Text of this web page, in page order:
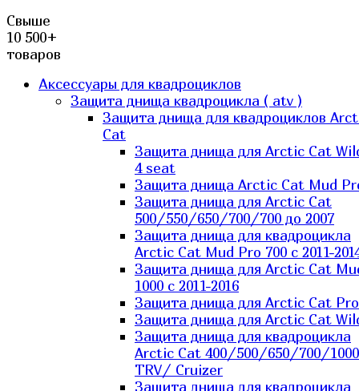
Свыше
10 500+
товаров
Аксессуары для квадроциклов
Защита днища квадроцикла ( atv )
Защита днища для квадроциклов
Cat
Защита днища для Arctic Cat
4 seat
Защита днища Arctic Cat Mud
Защита днища для Arctic Cat
500/550/650/700/700 до 2007
Защита днища для квадроцикла
Arctic Cat Mud Pro 700 с 2011-
Защита днища для Arctic Cat
1000 c 2011-2016
Защита днища для Arctic Cat
Защита днища для Arctic Cat
Защита днища для квадроцикла
Arctic Cat 400/500/650/700/1000
TRV/ Cruizer
Защита днища для квадроцикла